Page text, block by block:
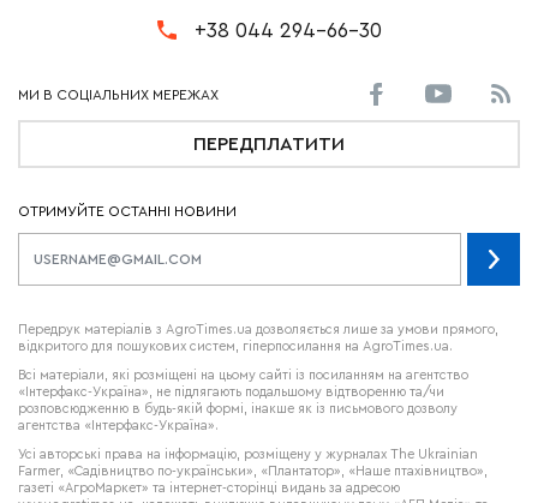
+38 044 294-66-30
ПЕРЕДПЛАТИТИ
ОТРИМУЙТЕ ОСТАННІ НОВИНИ
Передрук матеріалів з AgroTimes.ua дозволяється лише за умови прямого,
відкритого для пошукових систем, гіперпосилання на AgroTimes.ua.
Всі матеріали, які розміщені на цьому сайті із посиланням на агентство
«Інтерфакс-Україна», не підлягають подальшому відтворенню та/чи
розповсюдженню в будь-якій формі, інакше як із письмового дозволу
агентства «Інтерфакс-Україна».
Усі авторські права на інформацію, розміщену у журналах The Ukrainian
Farmer , «Садівництво по-українськи», «Плантатор», «Наше птахівництво»,
газеті «АгроМаркет» та інтернет-сторінці видань за адресою